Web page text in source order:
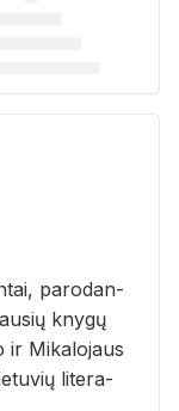
pa­ro­dan­
kny­gų
ir Mi­ka­lo­jaus
li­te­ra­